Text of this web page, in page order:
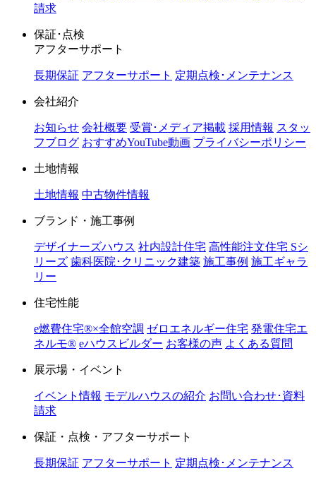
請求
保証･点検
アフターサポート
長期保証 アフターサポート 定期点検･メンテナンス
会社紹介
お知らせ 会社概要 受賞･メディア掲載 採用情報 スタッ
フブログ おすすめYouTube動画 プライバシーポリシー
土地情報
土地情報 中古物件情報
ブランド・施工事例
デザイナーズハウス 社内設計住宅 高性能注文住宅 Sシ
リーズ 歯科医院･クリニック建築 施工事例 施工ギャラ
リー
住宅性能
e燃費住宅®︎×全館空調 ゼロエネルギー住宅 発電住宅エ
ネルモ®︎ eハウスビルダー お客様の声 よくある質問
展示場・イベント
イベント情報 モデルハウスの紹介 お問い合わせ･資料
請求
保証・点検・アフターサポート
長期保証 アフターサポート 定期点検･メンテナンス